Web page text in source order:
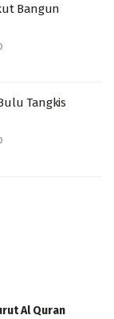
Bangun
Tangkis
Al Quran